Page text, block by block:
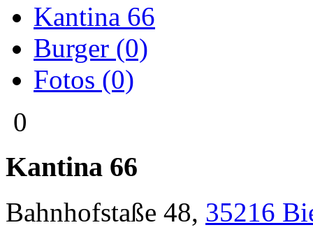
Kantina 66
Burger (0)
Fotos (0)
0
Kantina 66
Bahnhofstaße 48, 35216